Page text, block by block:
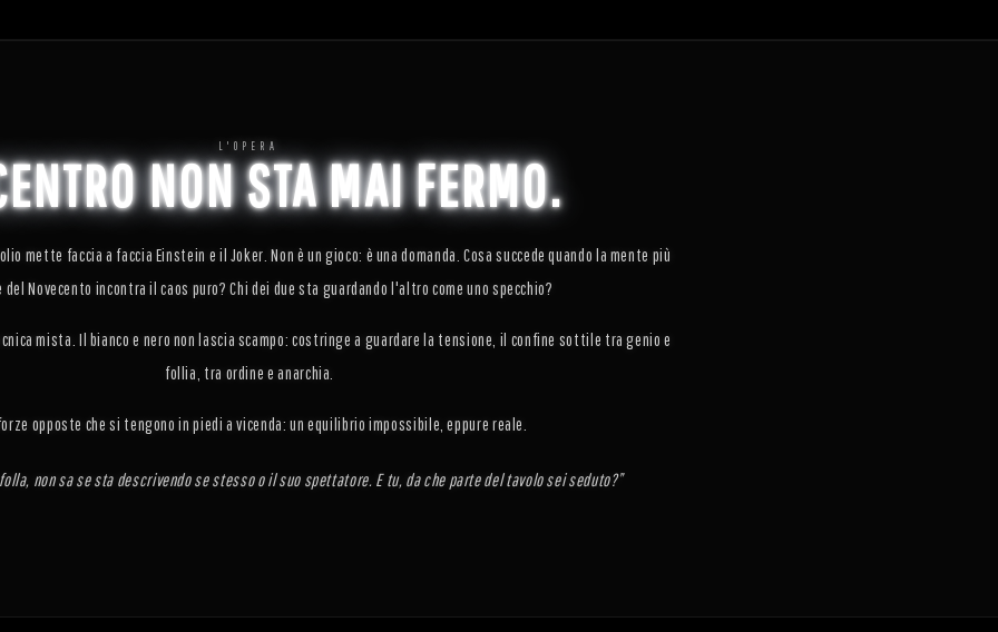
L'OPERA
NON STA MAI FERMO.
mette faccia a faccia Einstein e il Joker. Non è un gioco: è una domanda. Cosa succede quando la mente più
del Novecento incontra il caos puro? Chi dei due sta guardando l'altro come uno specchio?
mista. Il bianco e nero non lascia scampo: costringe a guardare la tensione, il confine sottile tra genio e
follia, tra ordine e anarchia.
opposte che si tengono in piedi a vicenda: un equilibrio impossibile, eppure reale.
non sa se sta descrivendo se stesso o il suo spettatore. E tu, da che parte del tavolo sei seduto?”